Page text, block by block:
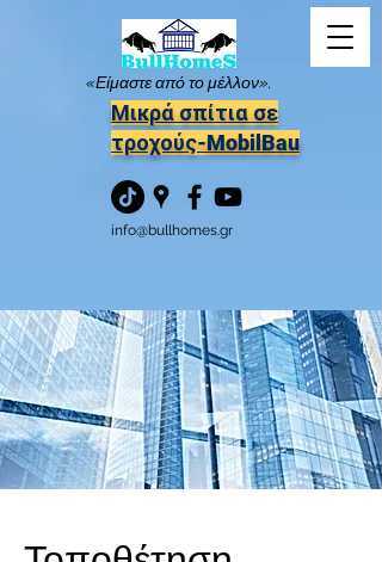
«Είμαστε από το μέλλον».
Μικρά σπίτια σε
τροχούς-MobilBau
info@bullhomes.gr